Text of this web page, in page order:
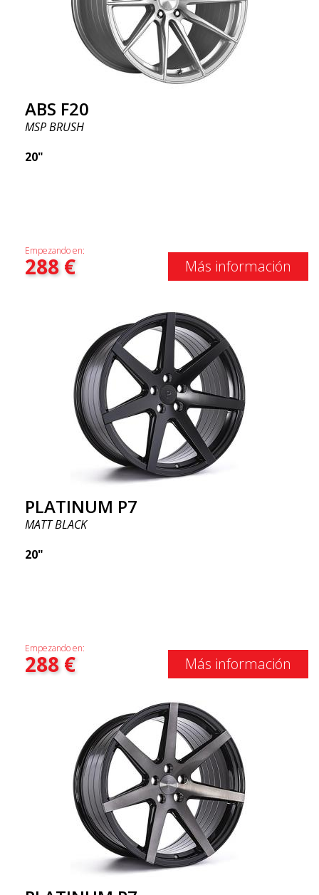
ABS F20
MSP BRUSH
20"
Empezando en:
288€ Más información
PLATINUM P7
MATT BLACK
20"
Empezando en:
288€ Más información